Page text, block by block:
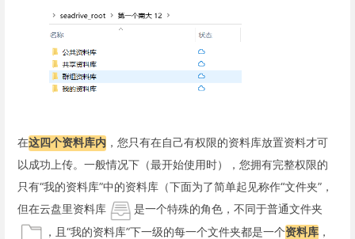
在这四个资料库内 ，您只有在自己有权限的资料库放置资料才可
以成功上传。一般情况下（最开始使用时），您拥有完整权限的
只有“我的资料库”中的资料库（下面为了简单起见称作“文件夹”，
但在云盘里资料库
是一个特殊的角色，不同于普通文件夹
，且“我的资料库”下一级的每一个文件夹都是一个资料库 ，